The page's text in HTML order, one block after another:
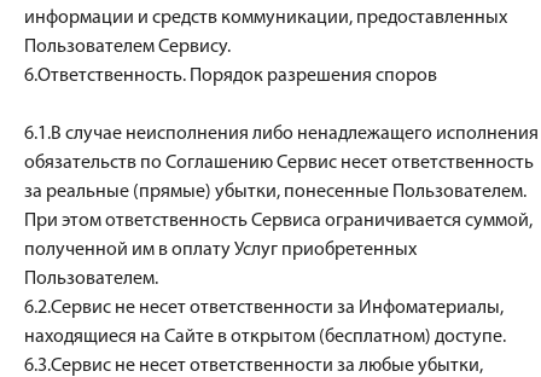
информации и средств коммуникации, предоставленных
Пользователем Сервису.
6.Ответственность. Порядок разрешения споров
6.1.В случае неисполнения либо ненадлежащего исполнения
обязательств по Соглашению Сервис несет ответственность
за реальные (прямые) убытки, понесенные Пользователем.
При этом ответственность Сервиса ограничивается суммой,
полученной им в оплату Услуг приобретенных
Пользователем.
6.2.Сервис не несет ответственности за Инфоматериалы,
находящиеся на Сайте в открытом (бесплатном) доступе.
6.3.Сервис не несет ответственности за любые убытки,